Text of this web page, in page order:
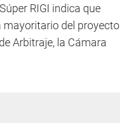
RIGI indica que
mayoritario del proyecto
Arbitraje, la Cámara